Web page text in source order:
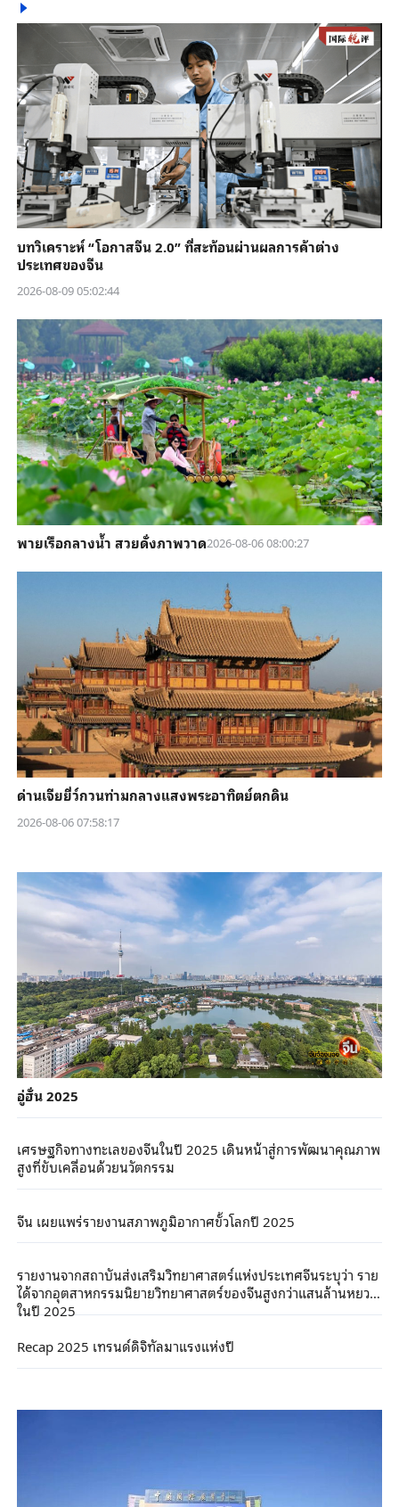
บทวิเคราะห์ “โอกาสจีน 2.0” ที่สะท้อนผ่านผลการค้าต่าง
ประเทศของจีน
2026-08-09 05:02:44
พายเรือกลางน้ำ สวยดั่งภาพวาด2026-08-06 08:00:27
ด่านเจียยี่ว์กวนท่ามกลางแสงพระอาทิตย์ตกดิน
2026-08-06 07:58:17
อู่ฮั่น 2025
เศรษฐกิจทางทะเลของจีนในปี 2025 เดินหน้าสู่การพัฒนาคุณภาพ
สูงที่ขับเคลื่อนด้วยนวัตกรรม
จีน เผยแพร่รายงานสภาพภูมิอากาศขั้วโลกปี 2025
รายงานจากสถาบันส่งเสริมวิทยาศาสตร์แห่งประเทศจีนระบุว่า ราย
ได้จากอุตสาหกรรมนิยายวิทยาศาสตร์ของจีนสูงกว่าแสนล้านหยวน
ในปี 2025
Recap 2025 เทรนด์ดิจิทัลมาแรงแห่งปี